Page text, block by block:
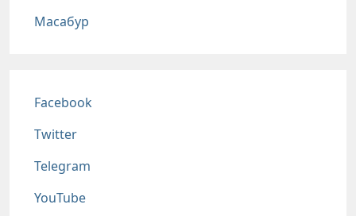
Масабур
Соц сети
Facebook
Twitter
Telegram
YouTube